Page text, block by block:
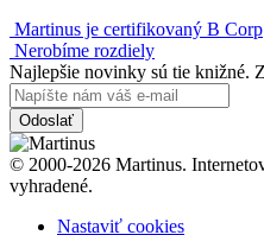
Martinus je certifikovaný B Corp
Nerobíme rozdiely
Najlepšie novinky sú tie knižné.
Odoslať
© 2000-2026 Martinus.
vyhradené.
Nastaviť cookies